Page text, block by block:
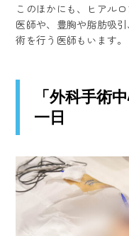
このほかにも、ヒアル
医師や、豊胸や脂肪吸
術を行う医師もいます。
「外科手術
一日